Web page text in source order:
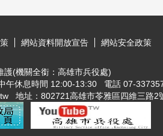
網站資料開放宣告
網站安全政策
護(機關全銜：高雄市兵役處)
休息時間 12:00-13:30 電話 07-
地址：802721高雄市苓雅